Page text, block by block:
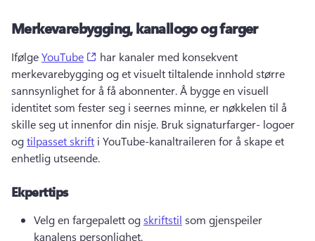
Merkevarebygging, kanallogo og farger
Ifølge YouTube (opens in a new tab)
har kanaler med konsekvent
merkevarebygging og et visuelt tiltalende innhold større
sannsynlighet for å få abonnenter. Å bygge en visuell
identitet som fester seg i seernes minne, er nøkkelen til å
skille seg ut innenfor din nisje. Bruk signaturfarger- logoer
og tilpasset skrift i YouTube-kanaltraileren for å skape et
enhetlig utseende.
Ekperttips
Velg en fargepalett og skriftstil som gjenspeiler
kanalens personlighet.